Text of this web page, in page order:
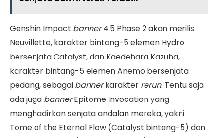
Genshin Impact banner4.5 Phase 2 akan merilis
Neuvillette, karakter bintang-5 elemen Hydro
bersenjata Catalyst, dan Kaedehara Kazuha,
karakter bintang-5 elemen Anemo bersenjata
pedang, sebagai bannerkarakter rerun. Tentu saja
ada juga bannerEpitome Invocation yang
menghadirkan senjata andalan mereka, yakni
Tome of the Eternal Flow (Catalyst bintang-5) dan